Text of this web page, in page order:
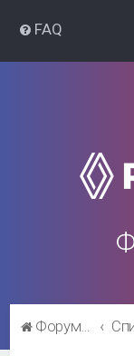
FAQ
Форум Рено